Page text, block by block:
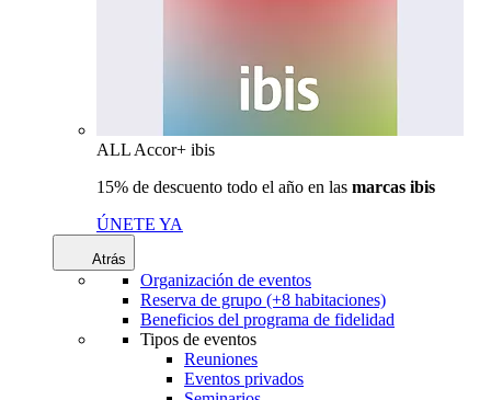
ALL Accor+ ibis
15% de descuento todo el año en las marcas ibis
ÚNETE YA
Atrás
Organización de eventos
Reserva de grupo (+8 habitaciones)
Beneficios del programa de fidelidad
Tipos de eventos
Reuniones
Eventos privados